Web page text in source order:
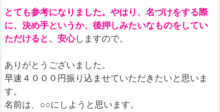
とても参考になりました。やはり、名づけをする際
に、決め手というか、後押しみたいなものをしてい
ただけると、安心しますので。
ありがとうございました。
早速４０００円振り込ませていただきたいと思いま
す。
名前は、○○にしようと思います。